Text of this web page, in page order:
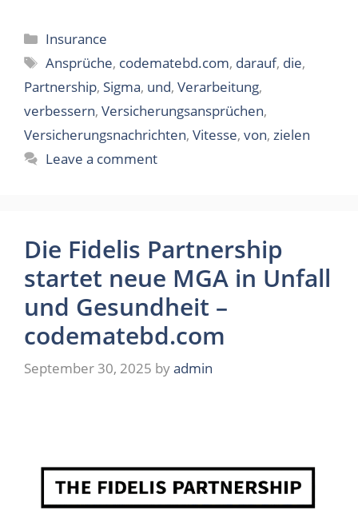
Categories
Insurance
Tags
Ansprüche, codematebd.com, darauf, die,
Partnership, Sigma, und, Verarbeitung,
verbessern, Versicherungsansprüchen,
Versicherungsnachrichten, Vitesse, von, zielen
Leave a comment
Die Fidelis Partnership
startet neue MGA in Unfall
und Gesundheit –
codematebd.com
September 30, 2025 byadmin